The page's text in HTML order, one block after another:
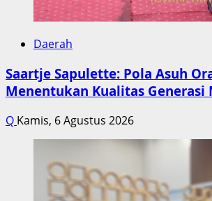
Daerah
Saartje Sapulette: Pola Asuh
Menentukan Kualitas Generasi
Q Kamis, 6 Agustus 2026